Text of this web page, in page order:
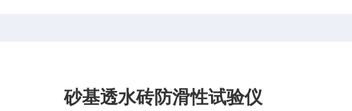
砂基透水砖防滑性试验仪